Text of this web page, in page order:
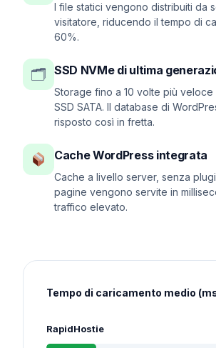
I file statici vengono distribuiti da
visitatore, riducendo il tempo di
60%.
🗂 SSD NVMe di ultima
Storage fino a 10 volte più veloce
SSD SATA. Il database di
risposto così in fretta.
Cache WordPress integrata
Cache a livello server, senza
pagine vengono servite in
traffico elevato.
Tempo di caricamento medio
RapidHostie